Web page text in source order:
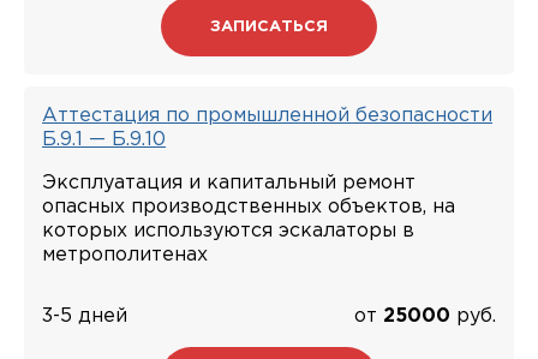
ЗАПИСАТЬСЯ
Аттестация по промышленной безопасности
Б.9.1 — Б.9.10
Эксплуатация и капитальный ремонт
опасных производственных объектов, на
которых используются эскалаторы в
метрополитенах
3-5 дней от 25000 руб.